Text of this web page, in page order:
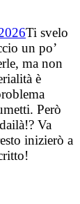
Ti svelo
un po’
ma non
è
Però
Va
inizierò a